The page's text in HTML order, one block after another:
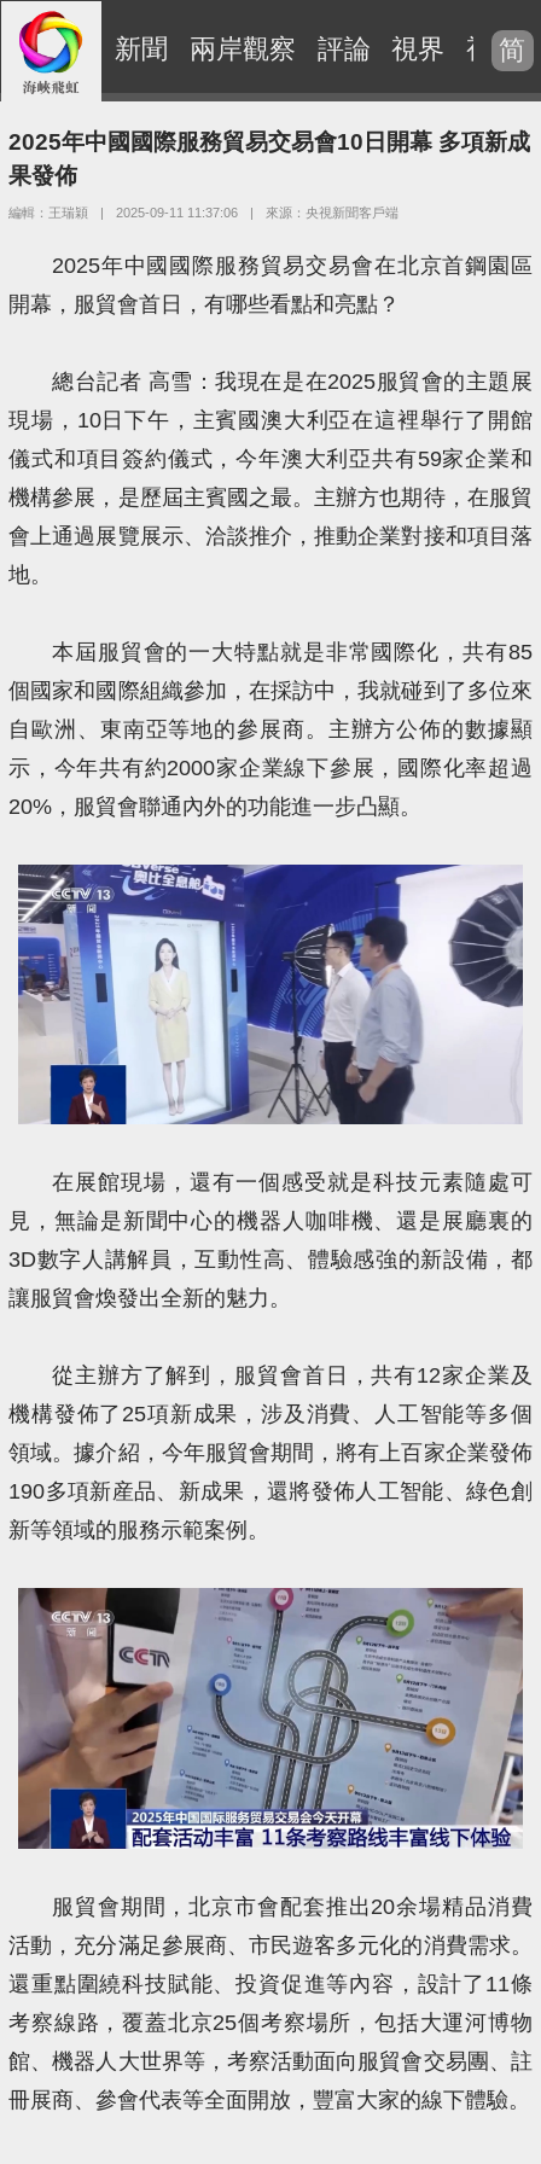
新聞 兩岸觀察 評論 視界 視頻
简
2025年中國國際服務貿易交易會10日開幕 多項新成
果發佈
編輯：王瑞穎 | 2025-09-11 11:37:06 | 來源：央視新聞客戶端
2025年中國國際服務貿易交易會在北京首鋼園區
開幕，服貿會首日，有哪些看點和亮點？
總台記者 高雪：我現在是在2025服貿會的主題展
現場，10日下午，主賓國澳大利亞在這裡舉行了開館
儀式和項目簽約儀式，今年澳大利亞共有59家企業和
機構參展，是歷屆主賓國之最。主辦方也期待，在服貿
會上通過展覽展示、洽談推介，推動企業對接和項目落
地。
本屆服貿會的一大特點就是非常國際化，共有85
個國家和國際組織參加，在採訪中，我就碰到了多位來
自歐洲、東南亞等地的參展商。主辦方公佈的數據顯
示，今年共有約2000家企業線下參展，國際化率超過
20%，服貿會聯通內外的功能進一步凸顯。
在展館現場，還有一個感受就是科技元素隨處可
見，無論是新聞中心的機器人咖啡機、還是展廳裏的
3D數字人講解員，互動性高、體驗感強的新設備，都
讓服貿會煥發出全新的魅力。
從主辦方了解到，服貿會首日，共有12家企業及
機構發佈了25項新成果，涉及消費、人工智能等多個
領域。據介紹，今年服貿會期間，將有上百家企業發佈
190多項新産品、新成果，還將發佈人工智能、綠色創
新等領域的服務示範案例。
服貿會期間，北京市會配套推出20余場精品消費
活動，充分滿足參展商、市民遊客多元化的消費需求。
還重點圍繞科技賦能、投資促進等內容，設計了11條
考察線路，覆蓋北京25個考察場所，包括大運河博物
館、機器人大世界等，考察活動面向服貿會交易團、註
冊展商、參會代表等全面開放，豐富大家的線下體驗。